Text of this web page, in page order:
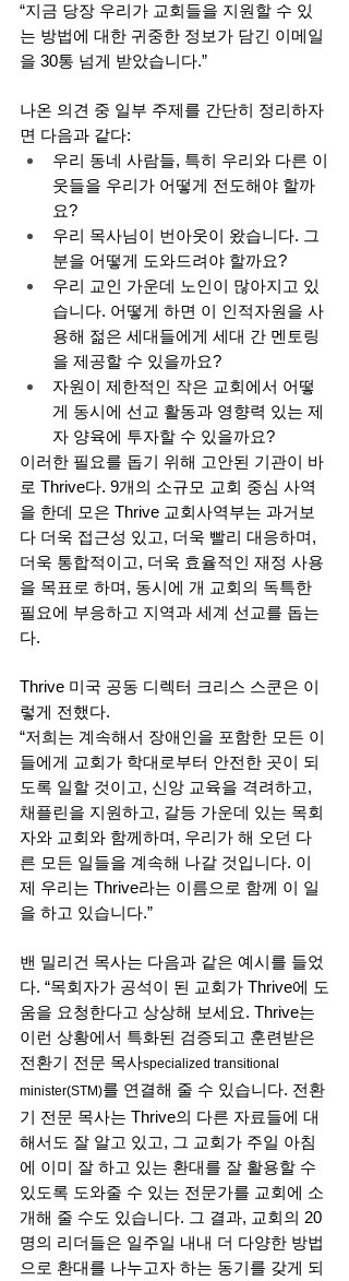
“지금 당장 우리가 교회들을 지원할 수 있
는 방법에 대한 귀중한 정보가 담긴 이메일
을 30통 넘게 받았습니다.”
나온 의견 중 일부 주제를 간단히 정리하자
면 다음과 같다:
우리 동네 사람들, 특히 우리와 다른 이
웃들을 우리가 어떻게 전도해야 할까
요?
우리 목사님이 번아웃이 왔습니다. 그
분을 어떻게 도와드려야 할까요?
우리 교인 가운데 노인이 많아지고 있
습니다. 어떻게 하면 이 인적자원을 사
용해 젊은 세대들에게 세대 간 멘토링
을 제공할 수 있을까요?
자원이 제한적인 작은 교회에서 어떻
게 동시에 선교 활동과 영향력 있는 제
자 양육에 투자할 수 있을까요?
이러한 필요를 돕기 위해 고안된 기관이 바
로 Thrive다. 9개의 소규모 교회 중심 사역
을 한데 모은 Thrive 교회사역부는 과거보
다 더욱 접근성 있고, 더욱 빨리 대응하며,
더욱 통합적이고, 더욱 효율적인 재정 사용
을 목표로 하며, 동시에 개 교회의 독특한
필요에 부응하고 지역과 세계 선교를 돕는
다.
Thrive 미국 공동 디렉터 크리스 스쿤은 이
렇게 전했다.
“저희는 계속해서 장애인을 포함한 모든 이
들에게 교회가 학대로부터 안전한 곳이 되
도록 일할 것이고, 신앙 교육을 격려하고,
채플린을 지원하고, 갈등 가운데 있는 목회
자와 교회와 함께하며, 우리가 해 오던 다
른 모든 일들을 계속해 나갈 것입니다. 이
제 우리는 Thrive라는 이름으로 함께 이 일
을 하고 있습니다.”
밴 밀리건 목사는 다음과 같은 예시를 들었
다. “목회자가 공석이 된 교회가 Thrive에 도
움을 요청한다고 상상해 보세요. Thrive는
이런 상황에서 특화된 검증되고 훈련받은
전환기 전문 목사specialized transitional
minister(STM)를 연결해 줄 수 있습니다. 전환
기 전문 목사는 Thrive의 다른 자료들에 대
해서도 잘 알고 있고, 그 교회가 주일 아침
에 이미 잘 하고 있는 환대를 잘 활용할 수
있도록 도와줄 수 있는 전문가를 교회에 소
개해 줄 수도 있습니다. 그 결과, 교회의 20
명의 리더들은 일주일 내내 더 다양한 방법
으로 환대를 나누고자 하는 동기를 갖게 되